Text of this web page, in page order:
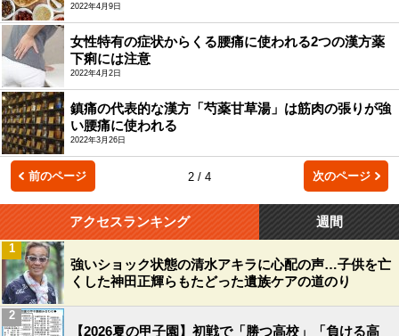
2022年4月9日
女性特有の症状からくる腰痛に使われる2つの漢方薬
下痢には注意
2022年4月2日
鎮痛の代表的な漢方「芍薬甘草湯」は筋肉の張りが強
い腰痛に使われる
2022年3月26日
前のページ 2 / 4 次のページ
アクセスランキング 週間
強いショック状態の清水アキラに心配の声…子供を亡
くした神田正輝らもたどった遺族ケアの道のり
1
【2026夏の甲子園】初戦で「勝つ高校」「負ける高
2